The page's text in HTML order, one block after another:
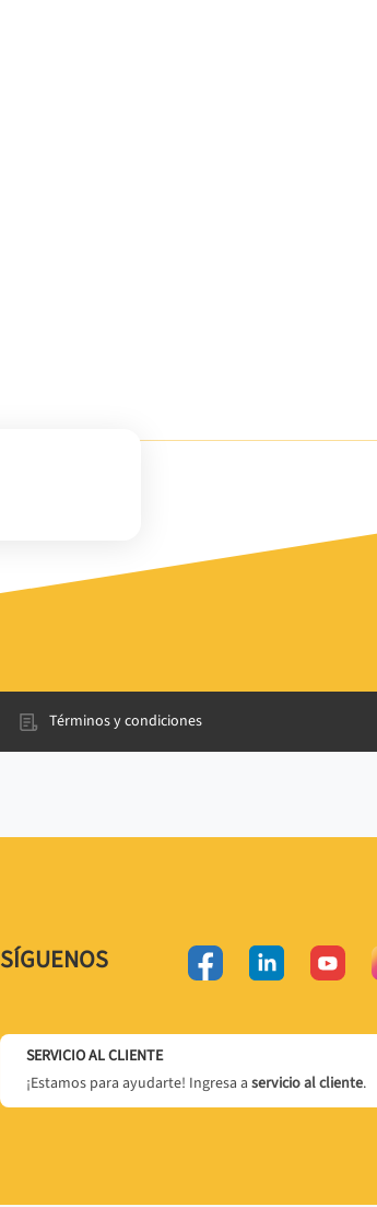
Términos y condiciones
SÍGUENOS
SERVICIO AL CLIENTE
¡Estamos para ayudarte! Ingresa a servicio al cliente.